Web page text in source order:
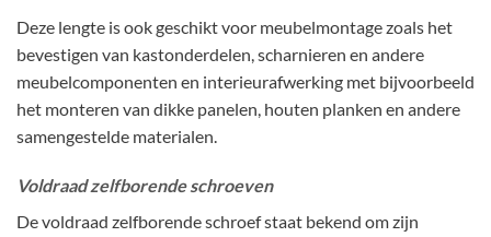
Deze lengte is ook geschikt voor meubelmontage zoals het
bevestigen van kastonderdelen, scharnieren en andere
meubelcomponenten en interieurafwerking met bijvoorbeeld
het monteren van dikke panelen, houten planken en andere
samengestelde materialen.
Voldraad zelfborende schroeven
De voldraad zelfborende schroef staat bekend om zijn